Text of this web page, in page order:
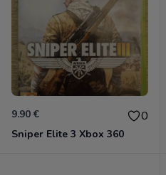
9.90 € 0
Sniper Elite 3 Xbox 360